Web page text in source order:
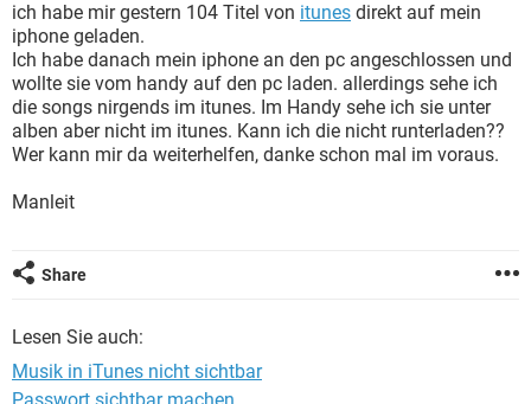
WHATSAPP TIKTOK
FACEBOOK HARDWARE
WINDOWS 10
WHATSAPP TIKTOK
FACEBOOK HARDWARE
ich habe mir gestern 104 Titel von itunes direkt auf mein
iphone geladen.
Ich habe danach mein iphone an den pc angeschlossen und
wollte sie vom handy auf den pc laden. allerdings sehe ich
die songs nirgends im itunes. Im Handy sehe ich sie unter
alben aber nicht im itunes. Kann ich die nicht runterladen??
Wer kann mir da weiterhelfen, danke schon mal im voraus.
Manleit
Share
Lesen Sie auch:
Musik in iTunes nicht sichtbar